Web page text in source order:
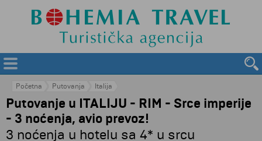
Početna Putovanja Italija
Putovanje u ITALIJU - RIM - Srce imperije
- 3 noćenja, avio prevoz!
3 noćenja u hotelu sa 4* u srcu